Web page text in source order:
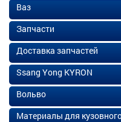
Ваз
Запчасти
Доставка запчастей
Ssang Yong KYRON
Вольво
Материалы для